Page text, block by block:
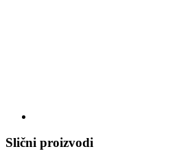
Slični proizvodi